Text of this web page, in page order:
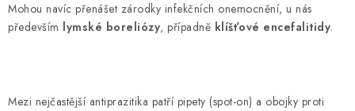
Mohou navíc přenášet zárodky infekčních onemocnění, u nás
především lymské boreliózy, případně klíšťové encefalitidy.
Mezi nejčastější antiprazitika patří pipety (spot-on) a obojky proti